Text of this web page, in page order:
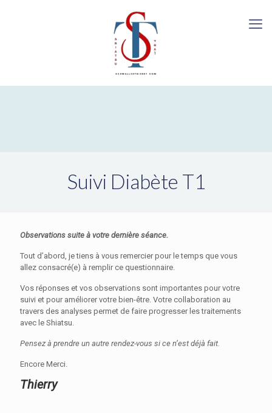
Suivi Diabète T1
Observations suite à votre dernière séance.
Tout d’abord, je tiens à vous remercier pour le temps que vous
allez consacré(e) à remplir ce questionnaire.
Vos réponses et vos observations sont importantes pour votre
suivi et pour améliorer votre bien-être. Votre collaboration au
travers des analyses permet de faire progresser les traitements
avec le Shiatsu.
Pensez à prendre un autre rendez-vous si ce n’est déjà fait.
Encore Merci.
Thierry